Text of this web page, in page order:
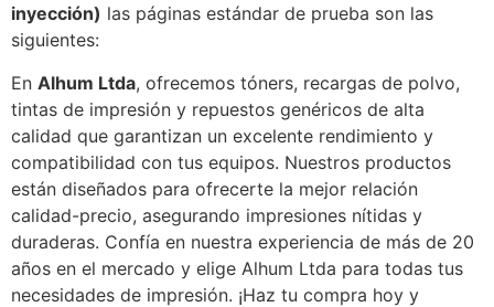
inyección) las páginas estándar de prueba son las
siguientes:
En Alhum Ltda, ofrecemos tóners, recargas de polvo,
tintas de impresión y repuestos genéricos de alta
calidad que garantizan un excelente rendimiento y
compatibilidad con tus equipos. Nuestros productos
están diseñados para ofrecerte la mejor relación
calidad-precio, asegurando impresiones nítidas y
duraderas. Confía en nuestra experiencia de más de 20
años en el mercado y elige Alhum Ltda para todas tus
necesidades de impresión. ¡Haz tu compra hoy y